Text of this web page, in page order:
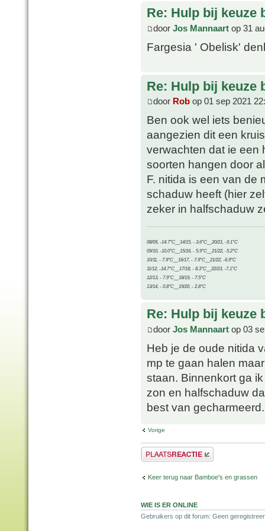
Re: Hulp bij keuze
door Jos Mannaart op 31
Fargesia ' Obelisk'
Re: Hulp bij keuze
door Rob op 01 sep 2021
Ben ook wel iets
aangezien dit een
verwachten dat ie een
soorten hangen door
F. nitida is een van de
schaduw heeft (hier
zeker in halfschaduw
08/09, -14.7°C__14/15, - 3.6°C__20/21, -9.1°C
09/10, -10.0°C__15/16, - 5.9°C__21/22, -5.2°C
10/11, - 7.9°C__16/17, - 7.9°C__21/22, -6.9°C
11/12, -14.7°C__17/18, - 8.3°C__22/23, -7.1°C
12/13, - 7.9°C__18/19, - 7.5°C
13/14, - 0.8°C__19/20, - 2.8°C
Re: Hulp bij keuze
door Jos Mannaart op 03
Heb je de oude nitida
mp te gaan halen
staan. Binnenkort ga
zon en halfschaduw
best van gecharmeerd.
Vorige
Plaats een reactie
Keer terug naar Bamboe's en grassen
WIE IS ER ONLINE
Gebruikers op dit forum: Geen